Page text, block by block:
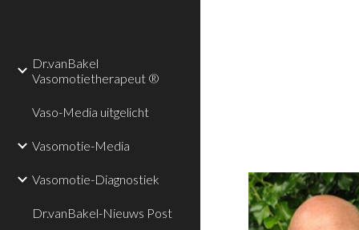
Dr.vanBakel
Vasomotietherapeut ®
Vaso-Media uitgelicht
Vasomotie-Media
Vasomotie-Diagnostiek
Dr.vanBakel-Nieuws Post